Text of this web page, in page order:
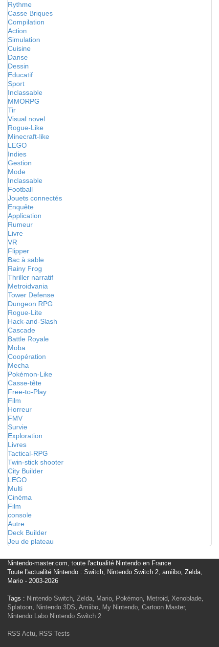
Rythme
Casse Briques
Compilation
Action
Simulation
Cuisine
Danse
Dessin
Educatif
Sport
Inclassable
MMORPG
Tir
Visual novel
Rogue-Like
Minecraft-like
LEGO
Indies
Gestion
Mode
Inclassable
Football
Jouets connectés
Enquête
Application
Rumeur
Livre
VR
Flipper
Bac à sable
Rainy Frog
Thriller narratif
Metroidvania
Tower Defense
Dungeon RPG
Rogue-Lite
Hack-and-Slash
Cascade
Battle Royale
Moba
Coopération
Mecha
Pokémon-Like
Casse-tête
Free-to-Play
Film
Horreur
FMV
Survie
Exploration
Livres
Tactical-RPG
Twin-stick shooter
City Builder
LEGO
Multi
Cinéma
Film
console
Autre
Deck Builder
Jeu de plateau
Nintendo-master.com, toute l'actualité Nintendo en France
Toute l'actualité Nintendo : Switch, Nintendo Switch 2, amiibo, Zelda,
Mario - 2003-2026
Tags : Nintendo Switch, Zelda, Mario, Pokémon, Metroid, Xenoblade,
Splatoon, Nintendo 3DS, Amiibo, My Nintendo, Cartoon Master,
Nintendo Labo Nintendo Switch 2
RSS Actu, RSS Tests